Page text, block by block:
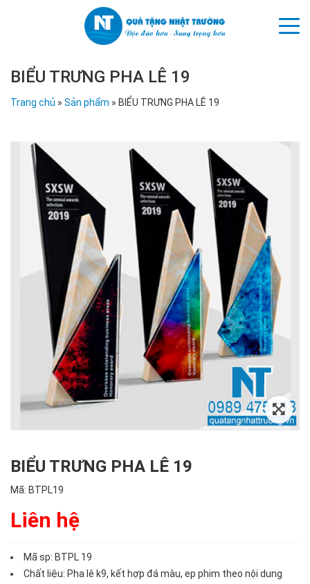
BIỂU TRƯNG PHA LÊ 19
Trang chủ » Sản phẩm » BIỂU TRƯNG PHA LÊ 19
BIỂU TRƯNG PHA LÊ 19
Mã: BTPL19
Liên hệ
Mã sp: BTPL 19
Chất liệu: Pha lê k9, kết hợp đá màu, ep phim theo nội dung